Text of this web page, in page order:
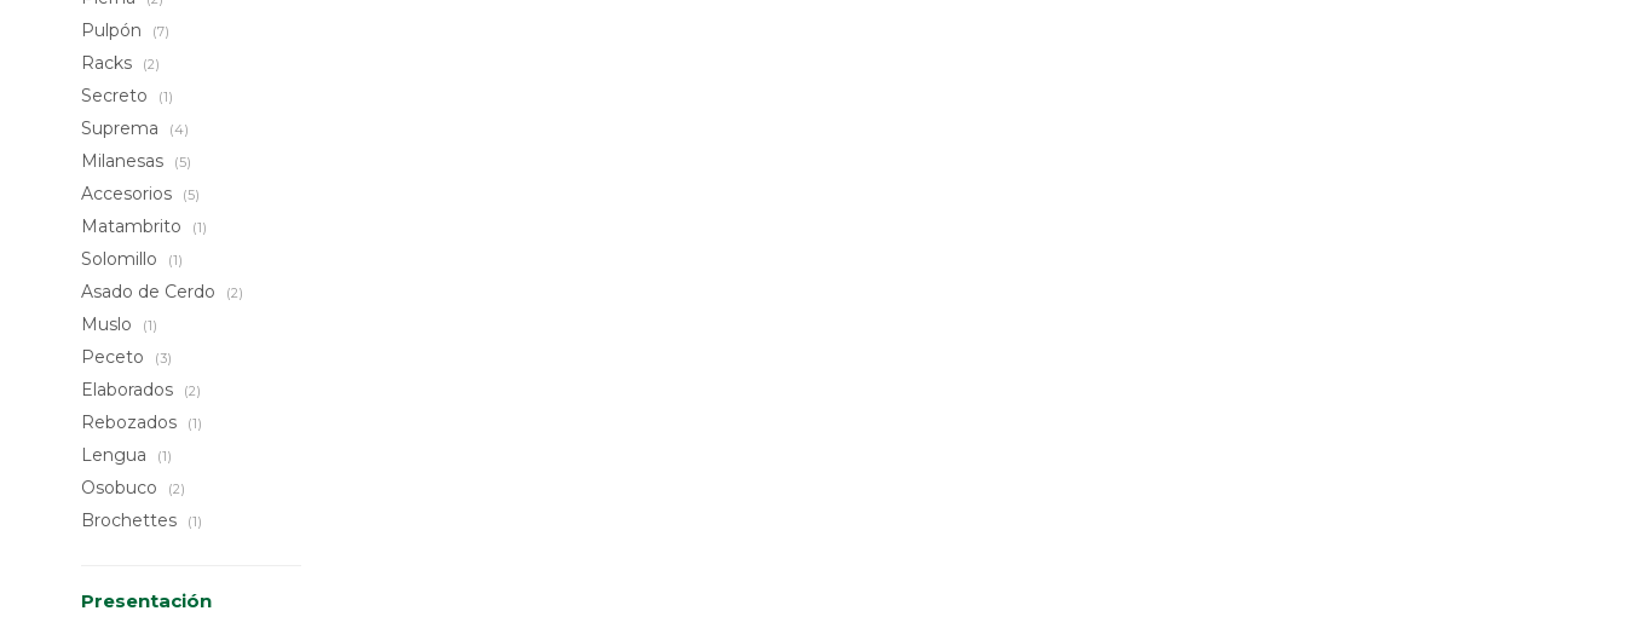
Pulpón (7)
Racks (2)
Secreto (1)
Suprema (4)
Milanesas (5)
Accesorios (5)
Matambrito (1)
Solomillo (1)
Asado de Cerdo (2)
Muslo (1)
Peceto (3)
Elaborados (2)
Rebozados (1)
Lengua (1)
Osobuco (2)
Brochettes (1)
Presentación